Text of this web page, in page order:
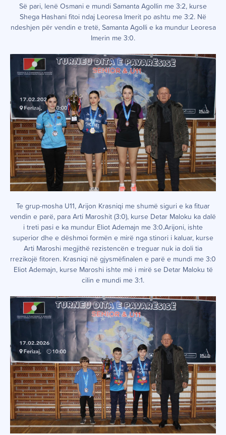
Së pari, lenë Osmani e mundi Samanta Agollin me 3:2, kurse
Shega Hashani fitoi ndaj Leoresa Imerit po ashtu me 3:2. Në
ndeshjen për vendin e tretë, Samanta Agolli e ka mundur Leoresa
Imerin me 3:0.
Te grup-mosha U11, Arijon Krasniqi me shumë siguri e ka fituar
vendin e parë, para Arti Maroshit (3:0), kurse Detar Maloku ka dalë
i treti pasi e ka mundur Eliot Ademajn me 3:0.Arijoni, ishte
superior dhe e dëshmoi formën e mirë nga stinori i kaluar, kurse
Arti Maroshi megjithë rezistencën e treguar nuk ia doli tia
rrezikojë fitoren. Krasniqi në gjysmëfinalen e parë e mundi me 3:0
Eliot Ademajn, kurse Maroshi ishte më i mirë se Detar Maloku të
cilin e mundi me 3:1.